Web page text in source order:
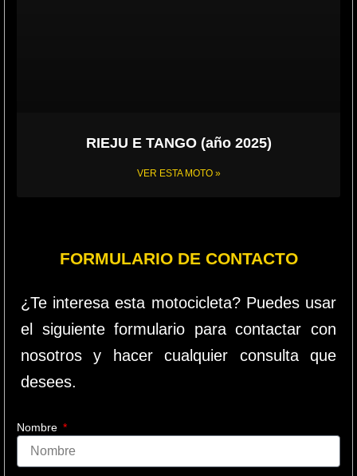
RIEJU E TANGO (año 2025)
VER ESTA MOTO »
FORMULARIO DE CONTACTO
¿Te interesa esta motocicleta? Puedes usar
el siguiente formulario para contactar con
nosotros y hacer cualquier consulta que
desees.
Nombre